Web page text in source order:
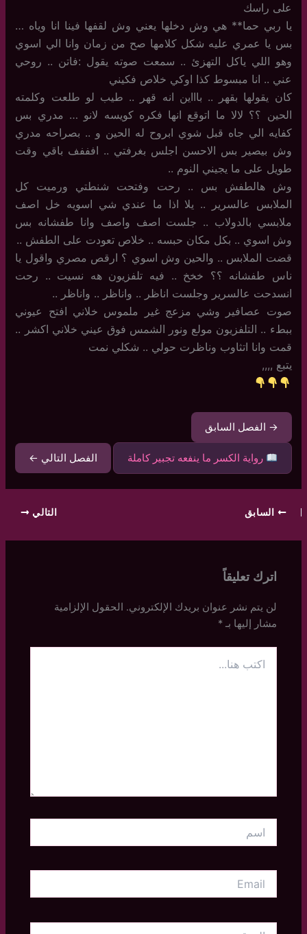
على راسك
يا ربي حما** هي وش دخلها يعني وش لقفها فينا انا وياه …
بس يا عمري عليه شكل كلامها صح من زمان وانا الي اسوي
وهو اللي ياكل التهزئ .. سمعت صوته يقول :فاتن .. روحي
عني .. انا مبسوط كذا اوكي خلاص فكيني
كان يقولها بقهر .. باااين انه قهر .. طيب لو طلعت وكلمته
الحين ؟؟ لالا ما اتوقع انها فكره كويسه لانو … مدري بس
كفايه الي جاه قبل شوي ابروح له الحين و .. بصراحه مدري
وش بيصير بس الاحسن اجلس بغرفتي .. افففف باقي وقت
طويل على ما يجيني النوم ..
وش هالطفش بس .. رحت وفتحت شنطتي ورميت كل
الملابس عالسرير .. يلا اذا ما عندي شي اسويه خل اصف
ملابسي بالدولاب .. جلست اصف واصف وانا طفشانه بس
وش اسوي .. بكل مكان حبسه .. خلاص تعودت على الطفش ..
قضت الملابس .. والحين وش اسوي ؟ ارقص مصري واقول يا
ناس طفشانه ؟؟ خخخ .. فيه تلفزيون هه نسيت .. رحت
انسدحت عالسرير وجلست اناظر .. واناظر .. واناظر ..
صوت عصافير وشي مزعج غير ملموس خلاني افتح عيوني
ببطء .. التلفزيون مولع ونور الشمس فوق عيني خلاني اكشر ..
قمت وانا اتثاوب وناظرت حولي .. شكلي نمت
يتبع ,,,,
→ الفصل السابق
رواية الكسر ما ينفعه تجبير كاملة الفصل التالي ←
السابق التالي
اترك تعليقاً
لن يتم نشر عنوان بريدك الإلكتروني. الحقول الإلزامية
مشار إليها بـ*
هنا...